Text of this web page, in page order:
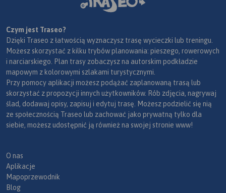
Czym jest Traseo?
Dzięki Traseo z łatwością wyznaczysz trasę wycieczki lub treningu.
Możesz skorzystać z kilku trybów planowania: pieszego, rowerowych
i narciarskiego. Plan trasy zobaczysz na autorskim podkładzie
mapowym z kolorowymi szlakami turystycznymi.
Przy pomocy aplikacji możesz podążać zaplanowaną trasą lub
skorzystać z propozycji innych użytkowników. Rób zdjęcia, nagrywaj
ślad, dodawaj opisy, zapisuj i edytuj trasę. Możesz podzielić się nią
ze społecznością Traseo lub zachować jako prywatną tylko dla
siebie, możesz udostępnić ją również na swojej stronie www!
O nas
Aplikacje
Mapoprzewodnik
Blog